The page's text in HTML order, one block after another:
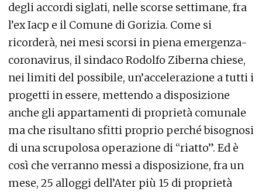
degli accordi siglati, nelle scorse settimane, fra
l’ex Iacp e il Comune di Gorizia. Come si
ricorderà, nei mesi scorsi in piena emergenza-
coronavirus, il sindaco Rodolfo Ziberna chiese,
nei limiti del possibile, un’accelerazione a tutti i
progetti in essere, mettendo a disposizione
anche gli appartamenti di proprietà comunale
ma che risultano sfitti proprio perché bisognosi
di una scrupolosa operazione di “riatto”. Ed è
così che verranno messi a disposizione, fra un
mese, 25 alloggi dell’Ater più 15 di proprietà